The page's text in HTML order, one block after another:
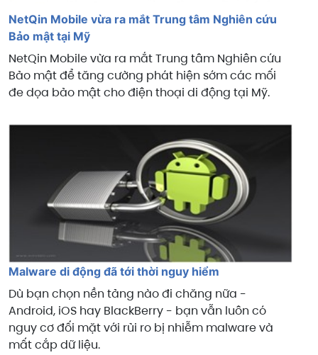
NetQin Mobile vừa ra mắt Trung tâm Nghiên cứu
Bảo mật tại Mỹ
NetQin Mobile vừa ra mắt Trung tâm Nghiên cứu
Bảo mật để tăng cường phát hiện sớm các mối
đe dọa bảo mật cho điện thoại di động tại Mỹ.
Malware di động đã tới thời nguy hiểm
Dù bạn chọn nền tảng nào đi chăng nữa -
Android, iOS hay BlackBerry - bạn vẫn luôn có
nguy cơ đối mặt với rủi ro bị nhiễm malware và
mất cắp dữ liệu.